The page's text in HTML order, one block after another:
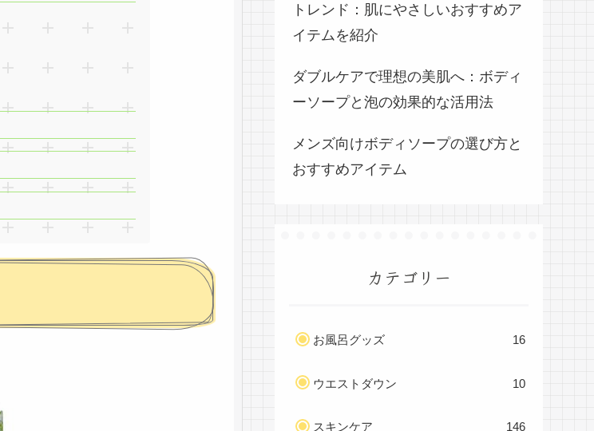
トレンド：肌にやさしいおすすめア
イテムを紹介
ダブルケアで理想の美肌へ：ボディ
ーソープと泡の効果的な活用法
メンズ向けボディソープの選び方と
おすすめアイテム
カテゴリー
お風呂グッズ 16
ウエストダウン 10
スキンケア 146